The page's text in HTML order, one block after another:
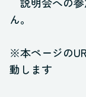
ん。
※本ページの
動します